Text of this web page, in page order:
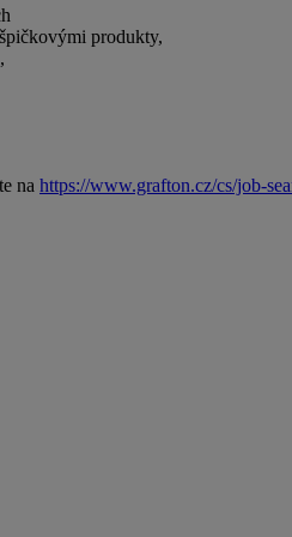
produkty,
na https://www.grafton.cz/cs/job-